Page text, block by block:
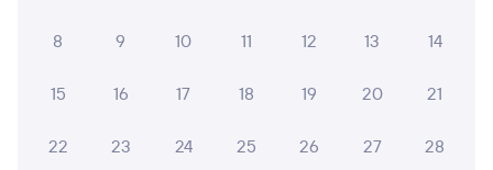
8 9 10 11 12 13 14
15 16 17 18 19 20 21
22 23 24 25 26 27 28